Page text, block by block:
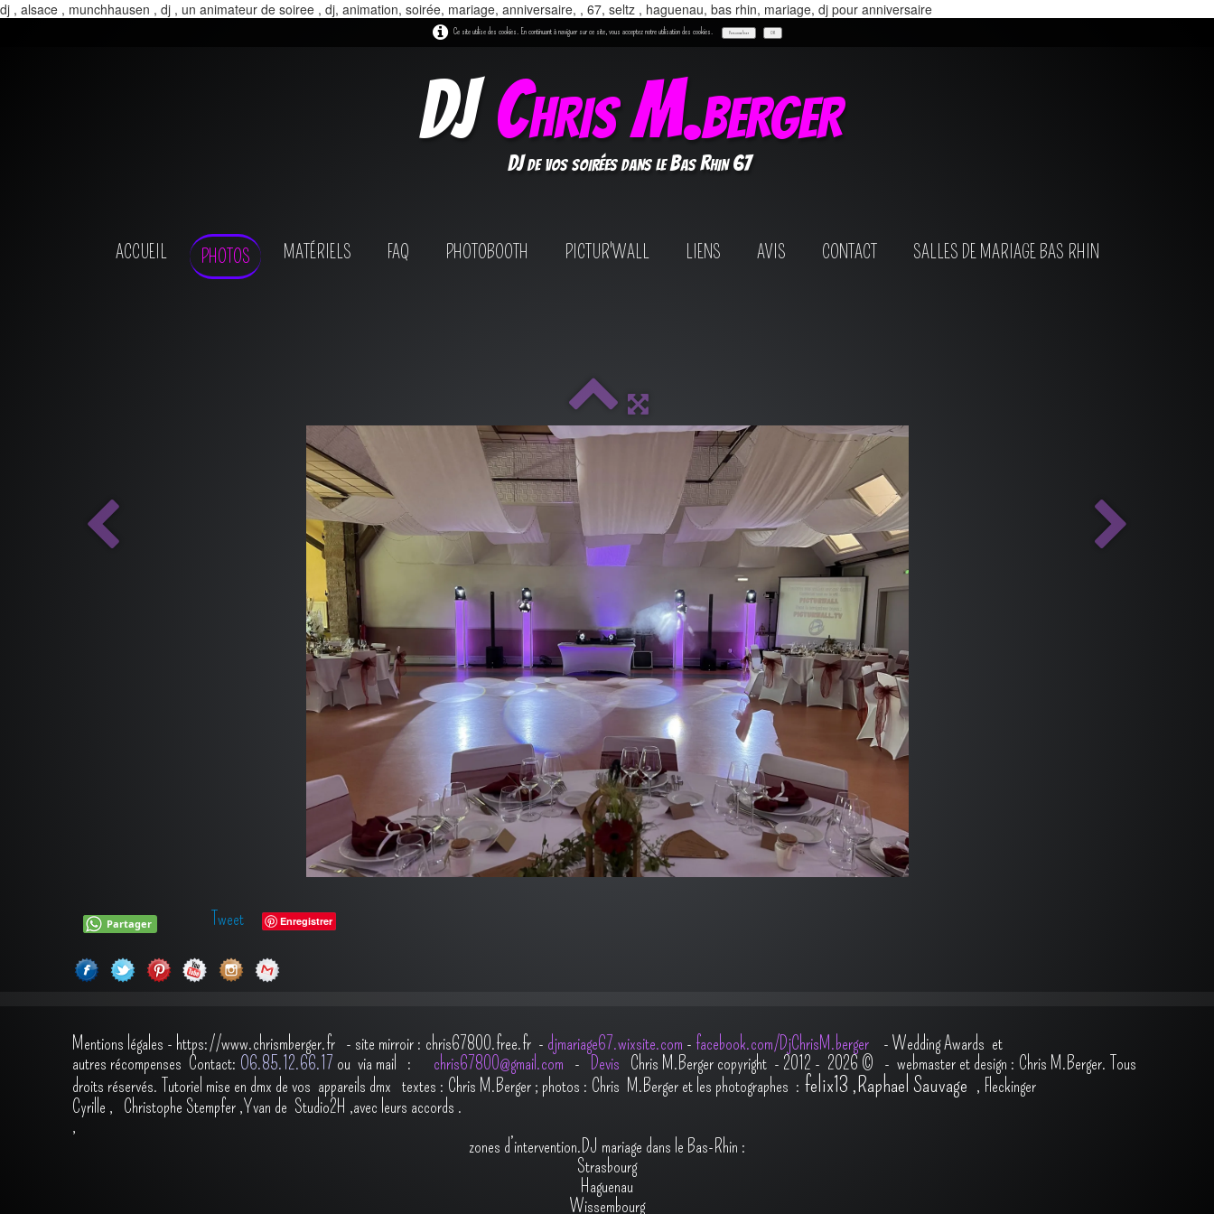
dj , alsace , munchhausen , dj , un animateur de soiree , dj, animation, soirée, mariage, anniversaire, , 67, seltz , haguenau, bas rhin, mariage, dj pour anniversaire
Ce site utilise des cookies. En continuant à naviguer sur ce site, vous acceptez notre utilisation des cookies. Personnaliser OK
DJChris M.berger
DJ de vos soirées dans le Bas Rhin 67
ACCUEIL PHOTOS MATÉRIELS FAQ PHOTOBOOTH PICTUR'WALL LIENS AVIS CONTACT SALLES DE MARIAGE BAS RHIN
Partager Tweet Enregistrer
Mentions légales - https://www.chrismberger.fr - site mirroir : chris67800.free.fr - djmariage67.wixsite.com - facebook.com/DjChrisM.berger - Wedding Awards et
autres récompenses Contact: O6.85.12.66.17 ou via mail : chris67800@gmail.com - Devis Chris M.Berger copyright - 2012 - 2026 © - webmaster et design : Chris M.Berger. Tous
droits réservés. Tutoriel mise en dmx de vos appareils dmx textes : Chris M.Berger ; photos : Chris M.Berger et les photographes : felix13 ,Raphael Sauvage , Fleckinger
Cyrille , Christophe Stempfer ,Yvan de Studio2H ,avec leurs accords .
,
zones d’intervention.DJ mariage dans le Bas-Rhin :
Strasbourg
Haguenau
Wissembourg